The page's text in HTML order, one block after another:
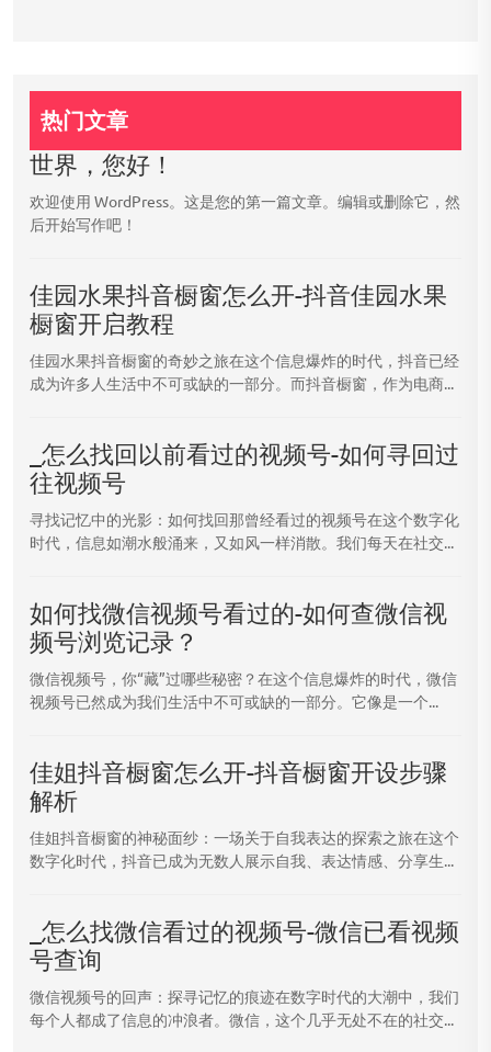
热门文章
世界，您好！
欢迎使用 WordPress。这是您的第一篇文章。编辑或删除它，然
后开始写作吧！
佳园水果抖音橱窗怎么开-抖音佳园水果
橱窗开启教程
佳园水果抖音橱窗的奇妙之旅在这个信息爆炸的时代，抖音已经
成为许多人生活中不可或缺的一部分。而抖音橱窗，作为电商...
_怎么找回以前看过的视频号-如何寻回过
往视频号
寻找记忆中的光影：如何找回那曾经看过的视频号在这个数字化
时代，信息如潮水般涌来，又如风一样消散。我们每天在社交...
如何找微信视频号看过的-如何查微信视
频号浏览记录？
微信视频号，你“藏”过哪些秘密？在这个信息爆炸的时代，微信
视频号已然成为我们生活中不可或缺的一部分。它像是一个...
佳姐抖音橱窗怎么开-抖音橱窗开设步骤
解析
佳姐抖音橱窗的神秘面纱：一场关于自我表达的探索之旅在这个
数字化时代，抖音已成为无数人展示自我、表达情感、分享生...
_怎么找微信看过的视频号-微信已看视频
号查询
微信视频号的回声：探寻记忆的痕迹在数字时代的大潮中，我们
每个人都成了信息的冲浪者。微信，这个几乎无处不在的社交...